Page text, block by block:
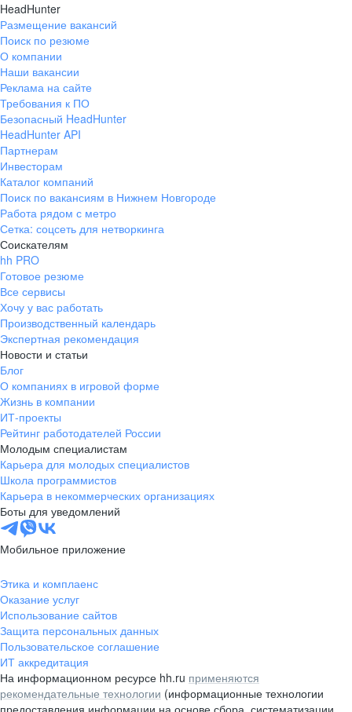
HeadHunter
Размещение вакансий
Поиск по резюме
О компании
Наши вакансии
Реклама на сайте
Требования к ПО
Безопасный HeadHunter
HeadHunter API
Партнерам
Инвесторам
Каталог компаний
Поиск по вакансиям в Нижнем Новгороде
Работа рядом с метро
Сетка: соцсеть для нетворкинга
Соискателям
hh PRO
Готовое резюме
Все сервисы
Хочу у вас работать
Производственный календарь
Экспертная рекомендация
Новости и статьи
Блог
О компаниях в игровой форме
Жизнь в компании
ИТ-проекты
Рейтинг работодателей России
Молодым специалистам
Карьера для молодых специалистов
Школа программистов
Карьера в некоммерческих организациях
Боты для уведомлений
Мобильное приложение
Этика и комплаенс
Оказание услуг
Использование сайтов
Защита персональных данных
Пользовательское соглашение
ИТ аккредитация
На информационном ресурсе hh.ru применяются
рекомендательные технологии (информационные технологии
предоставления информации на основе сбора, систематизации